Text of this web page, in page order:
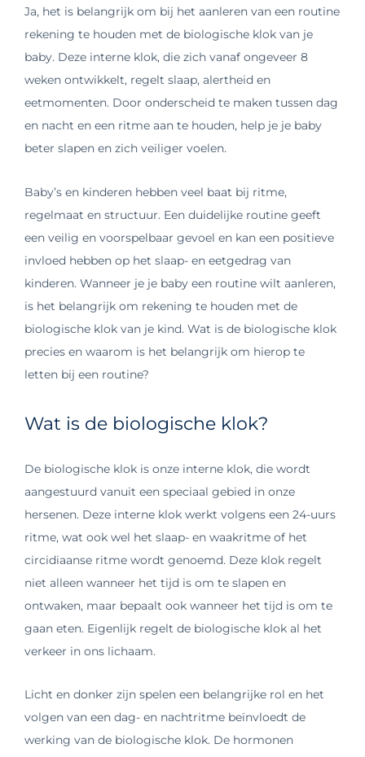
Ja, het is belangrijk om bij het aanleren van een routine
rekening te houden met de biologische klok van je
baby. Deze interne klok, die zich vanaf ongeveer 8
weken ontwikkelt, regelt slaap, alertheid en
eetmomenten. Door onderscheid te maken tussen dag
en nacht en een ritme aan te houden, help je je baby
beter slapen en zich veiliger voelen.
Baby’s en kinderen hebben veel baat bij ritme,
regelmaat en structuur. Een duidelijke routine geeft
een veilig en voorspelbaar gevoel en kan een positieve
invloed hebben op het slaap- en eetgedrag van
kinderen. Wanneer je je baby een routine wilt aanleren,
is het belangrijk om rekening te houden met de
biologische klok van je kind. Wat is de biologische klok
precies en waarom is het belangrijk om hierop te
letten bij een routine?
Wat is de biologische klok?
De biologische klok is onze interne klok, die wordt
aangestuurd vanuit een speciaal gebied in onze
hersenen. Deze interne klok werkt volgens een 24-uurs
ritme, wat ook wel het slaap- en waakritme of het
circidiaanse ritme wordt genoemd. Deze klok regelt
niet alleen wanneer het tijd is om te slapen en
ontwaken, maar bepaalt ook wanneer het tijd is om te
gaan eten. Eigenlijk regelt de biologische klok al het
verkeer in ons lichaam.
Licht en donker zijn spelen een belangrijke rol en het
volgen van een dag- en nachtritme beïnvloedt de
werking van de biologische klok. De hormonen